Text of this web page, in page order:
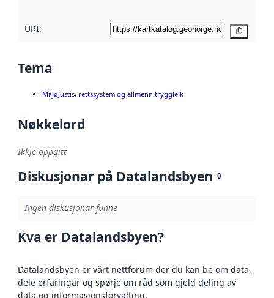
URI:
Tema
MiljøJustis, rettssystem og allmenn tryggleik
Nøkkelord
Ikkje oppgitt
Diskusjonar på Datalandsbyen 0
Ingen diskusjonar funne
Kva er Datalandsbyen?
Datalandsbyen er vårt nettforum der du kan be om data,
dele erfaringar og spørje om råd som gjeld deling av
data og informasjonsforvalting.